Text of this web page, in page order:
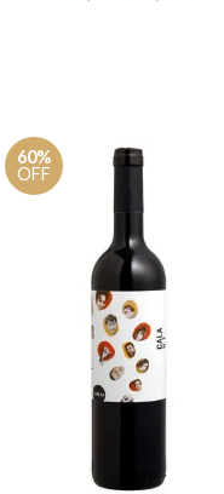
60%
OFF